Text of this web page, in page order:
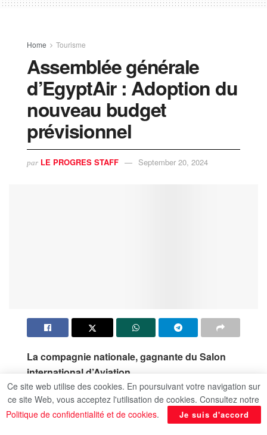
Home Tourisme
Assemblée générale
d’EgyptAir : Adoption du
nouveau budget
prévisionnel
par LE PROGRES STAFF September 20, 2024
La compagnie nationale, gagnante du Salon
international d’Aviation
Signature de grandes conventions avec des
entreprises mondiales dans la maintenance, la
Ce site web utilise des cookies. En poursuivant votre navigation sur
ce site Web, vous acceptez l'utilisation de cookies. Consultez notre
Politique de confidentialité et de cookies. Je suis d'accord